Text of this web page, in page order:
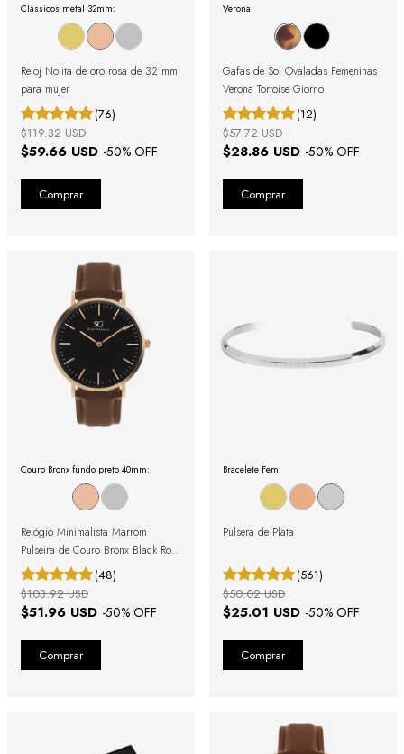
Clássicos metal 32mm:
Reloj Nolita de oro rosa de 32 mm
para mujer
(76)
$59.66 USD -50% OFF
$119.32 USD
Verona:
Gafas de Sol Ovaladas Femeninas
Verona Tortoise Giorno
(12)
$28.86 USD -50% OFF
$57.72 USD
Couro Bronx fundo preto 40mm:
Relógio Minimalista Marrom
Pulseira de Couro Bronx Black Rosé
Gold 40mm
(48)
$51.96 USD -50% OFF
$103.92 USD
Bracelete Fem:
Pulsera de Plata
(561)
$25.01 USD -50% OFF
$50.02 USD